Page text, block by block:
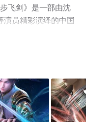
飞剑》是一部由沈
演员精彩演绎的中国
整版动漫全集就上